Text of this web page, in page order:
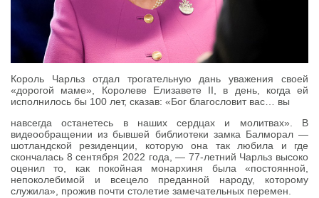
Король Чарльз отдал трогательную дань уважения своей
«дорогой маме», Королеве Елизавете II, в день, когда ей
исполнилось бы 100 лет, сказав: «Бог благословит вас… вы
навсегда останетесь в наших сердцах и молитвах». В
видеообращении из бывшей библиотеки замка Балморал —
шотландской резиденции, которую она так любила и где
скончалась 8 сентября 2022 года, — 77-летний Чарльз высоко
оценил то, как покойная монархиня была «постоянной,
непоколебимой и всецело преданной народу, которому
служила», прожив почти столетие замечательных перемен.